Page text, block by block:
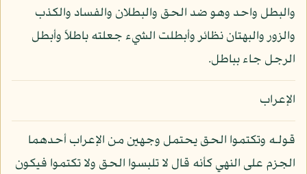
والبطل واحد وهو ضد الحق والبطلان والفساد والكذب
والزور والبهتان نظائر وأبطلت الشيء جعلته باطلاً وأبطل
الرجل جاء بباطل.
الإعراب
قولـه وتكتموا الحق يحتمل وجهين من الإعراب أحدهما
الجزم على النهي كأنه قال لا تلبسوا الحق ولا تكتموا فيكون